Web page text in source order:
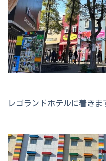
レゴランドホテルに着きま